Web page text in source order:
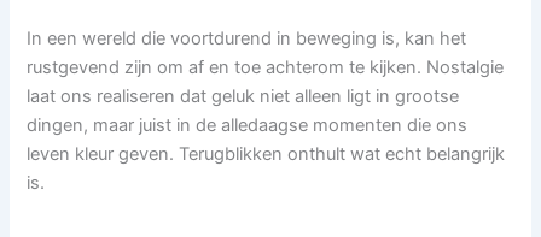
In een wereld die voortdurend in beweging is, kan het
rustgevend zijn om af en toe achterom te kijken. Nostalgie
laat ons realiseren dat geluk niet alleen ligt in grootse
dingen, maar juist in de alledaagse momenten die ons
leven kleur geven. Terugblikken onthult wat echt belangrijk
is.